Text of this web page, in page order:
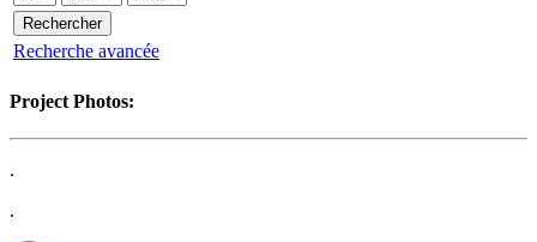
Recherche avancée
Project Photos:
.
.